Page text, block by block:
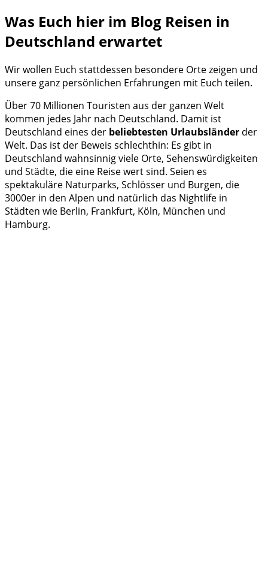
Was Euch hier im Blog Reisen in
Deutschland erwartet
Wir wollen Euch stattdessen besondere Orte zeigen und
unsere ganz persönlichen Erfahrungen mit Euch teilen.
Über 70 Millionen Touristen aus der ganzen Welt
kommen jedes Jahr nach Deutschland. Damit ist
Deutschland eines der beliebtesten Urlaubsländer der
Welt. Das ist der Beweis schlechthin: Es gibt in
Deutschland wahnsinnig viele Orte, Sehenswürdigkeiten
und Städte, die eine Reise wert sind. Seien es
spektakuläre Naturparks, Schlösser und Burgen, die
3000er in den Alpen und natürlich das Nightlife in
Städten wie Berlin, Frankfurt, Köln, München und
Hamburg.